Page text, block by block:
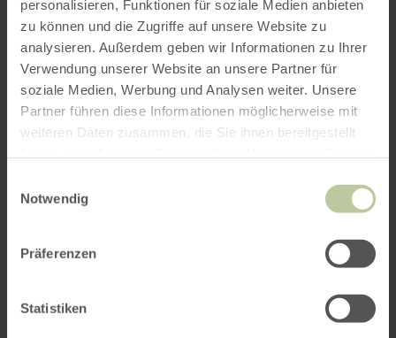
personalisieren, Funktionen für soziale Medien anbieten
zu können und die Zugriffe auf unsere Website zu
analysieren. Außerdem geben wir Informationen zu Ihrer
Verwendung unserer Website an unsere Partner für
soziale Medien, Werbung und Analysen weiter. Unsere
Partner führen diese Informationen möglicherweise mit
weiteren Daten zusammen, die Sie ihnen bereitgestellt
Notwendig
Präferenzen
Statistiken
Info/aanmelding:Doris Clemens (reisleidster
Eifel), Tel.: 06591 7238, Mobiel: 0151
53934689, E-Mail:clemensdoris@web.de
OF:Tourist Information Gerolsteiner Land, Tel.:
06591 13 3100, E-Mail:
touristinfo@gerolsteiner-land.de
Prijs:volwassenen €5,00, gezinnen €8,00,
Trefpunt:
parkeerplaats bij het buurthuis tegenover de